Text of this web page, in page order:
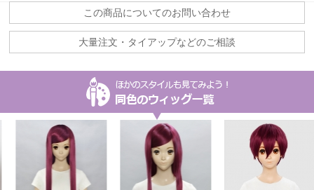
この商品についてのお問い合わせ
大量注文・タイアップなどのご相談